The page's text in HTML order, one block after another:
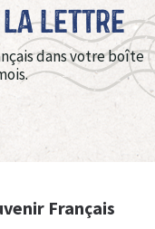
Lettre
dans votre boîte
Français